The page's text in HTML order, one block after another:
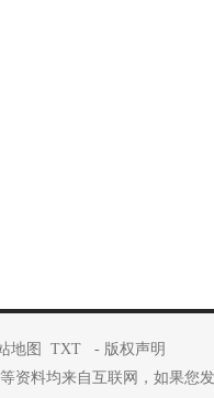
地图 TXT - 版权声明
资料均来自互联网，如果您